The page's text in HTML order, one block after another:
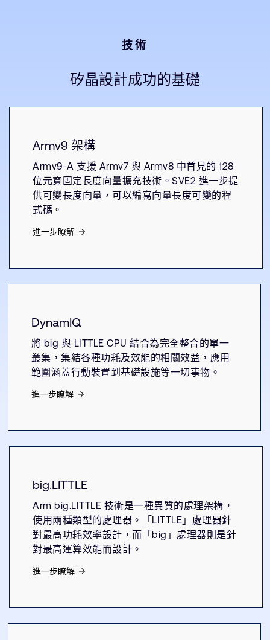
技術
矽晶設計成功的基礎
Armv9 架構
Armv9-A 支援 Armv7 與 Armv8 中首見的 128
位元寬固定長度向量擴充技術。SVE2 進一步提
供可變長度向量，可以編寫向量長度可變的程
式碼。
進一步瞭解
DynamIQ
將 big 與 LITTLE CPU 結合為完全整合的單一
叢集，集結各種功耗及效能的相關效益，應用
範圍涵蓋行動裝置到基礎設施等一切事物。
進一步瞭解
big.LITTLE
Arm big.LITTLE 技術是一種異質的處理架構，
使用兩種類型的處理器。「LITTLE」處理器針
對最高功耗效率設計，而「big」處理器則是針
對最高運算效能而設計。
進一步瞭解